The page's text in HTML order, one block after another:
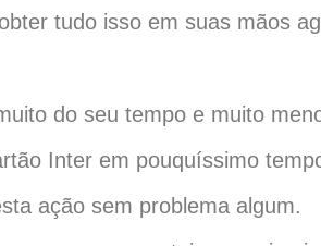
tudo isso em suas mãos
do seu tempo e muito
Inter em pouquíssimo
ação sem problema algum.